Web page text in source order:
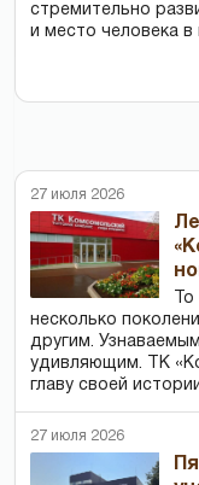
стремительно
и место человека
27 июля 2026
несколько
другим.
удивляющим. ТК
главу своей
27 июля 2026